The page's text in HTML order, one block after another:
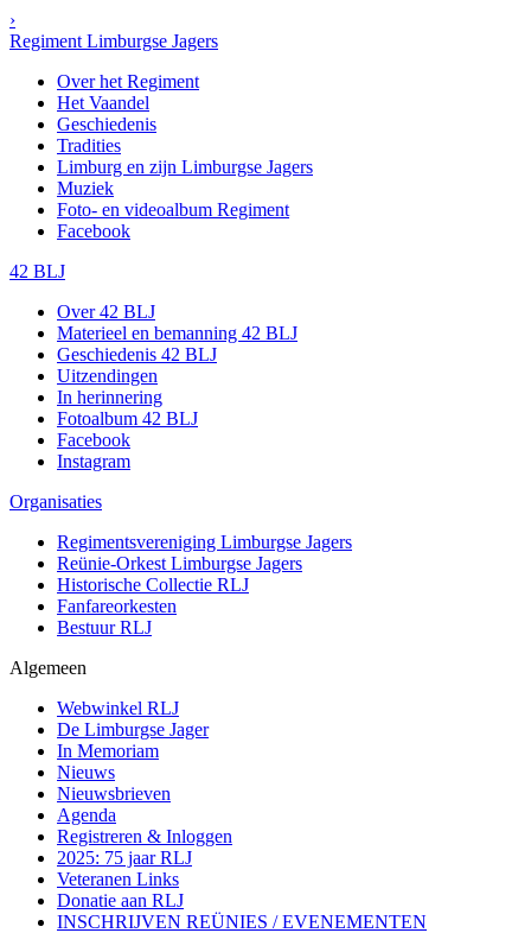
›
Regiment Limburgse Jagers
Over het Regiment
Het Vaandel
Geschiedenis
Tradities
Limburg en zijn Limburgse Jagers
Muziek
Foto- en videoalbum Regiment
Facebook
42 BLJ
Over 42 BLJ
Materieel en bemanning 42 BLJ
Geschiedenis 42 BLJ
Uitzendingen
In herinnering
Fotoalbum 42 BLJ
Facebook
Instagram
Organisaties
Regimentsvereniging Limburgse Jagers
Reünie-Orkest Limburgse Jagers
Historische Collectie RLJ
Fanfareorkesten
Bestuur RLJ
Algemeen
Webwinkel RLJ
De Limburgse Jager
In Memoriam
Nieuws
Nieuwsbrieven
Agenda
Registreren & Inloggen
2025: 75 jaar RLJ
Veteranen Links
Donatie aan RLJ
INSCHRIJVEN REÜNIES / EVENEMENTEN